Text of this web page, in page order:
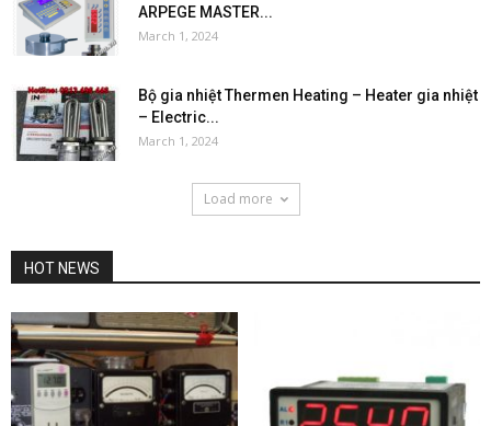
ARPEGE MASTER...
March 1, 2024
Bộ gia nhiệt Thermen Heating – Heater gia nhiệt
– Electric...
March 1, 2024
Load more
HOT NEWS